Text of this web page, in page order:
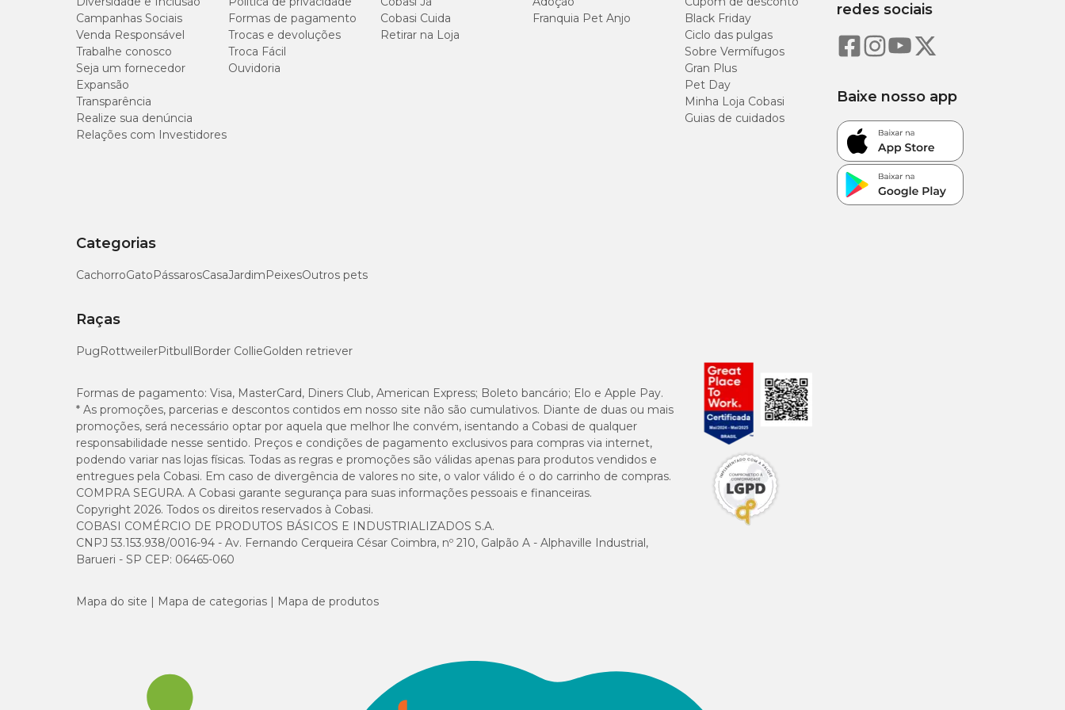
Gênero Unissex
Com textura e sabor aprovados por mais de 400 pets no centro de pesquisa da Hill's, a Ração Hill's Science Diet Cães Adultos
possui grãos médios com
tamanho aproximado de 14mm x 9,5mm.
Níveis de Garantia
Umidade (máx.) 10,0%
Matéria Mineral (máx.)
Cálcio (máx.)
Fósforo (mín.) 4.500 mg/kg 0,45%
Potássio (mín.) 5.600 mg/kg
Sódio (mín.) 1.000 mg/kg 0,1%
Taurina (mín.) 0,076%
Ômega-6 (mín.) 25 g/kg
: A: 9422 UI; C: 75 mg; D3: 837 UI; E: 400 UI; B1: 32 mg; B2: 8,8 mg; B3: 110 mg; B5: 18 mg; B6: 9,2 mg; B7: 0,33 mg; B9: 2,3 mg; B12: 127 mcg;
Campanhas Sociais
Venda Responsável
Trabalhe conosco
Seja um fornecedor
Expansão
Transparência
Realize sua denúncia
Relações com Investidores
Formas de pagamento
Trocas e devoluções
Troca Fácil
Ouvidoria
Cobasi Cuida
Retirar na Loja
Franquia Pet Anjo
Black Friday
Ciclo das pulgas
Sobre Vermífugos
Gran Plus
Pet Day
Minha Loja Cobasi
Guias de cuidados
Categorias
CachorroGatoPássarosCasaJardimPeixesOutros pets
Raças
PugRottweilerPitbullBorder CollieGolden retriever
redes sociais
Baixe nosso app
Formas de pagamento: Visa, MasterCard, Diners Club, American Express; Boleto bancário; Elo e Apple Pay.
* As promoções, parcerias e descontos contidos em nosso site não são cumulativos. Diante de duas ou mais
promoções, será necessário optar por aquela que melhor lhe convém, isentando a Cobasi de qualquer
responsabilidade nesse sentido. Preços e condições de pagamento exclusivos para compras via internet,
podendo variar nas lojas físicas. Todas as regras e promoções são válidas apenas para produtos vendidos e
entregues pela Cobasi. Em caso de divergência de valores no site, o valor válido é o do carrinho de compras.
COMPRA SEGURA. A Cobasi garante segurança para suas informações pessoais e financeiras.
Copyright 2026. Todos os direitos reservados à Cobasi.
COBASI COMÉRCIO DE PRODUTOS BÁSICOS E INDUSTRIALIZADOS S.A.
CNPJ 53.153.938/0016-94 - Av. Fernando Cerqueira César Coimbra, nº 210, Galpão A - Alphaville Industrial,
Barueri - SP CEP: 06465-060
Mapa do site Mapa de categorias Mapa de produtos